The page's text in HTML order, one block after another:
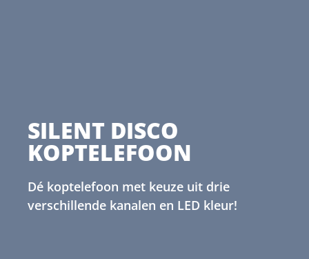
SILENT DISCO
KOPTELEFOON
Dé koptelefoon met keuze uit drie
verschillende kanalen en LED kleur!